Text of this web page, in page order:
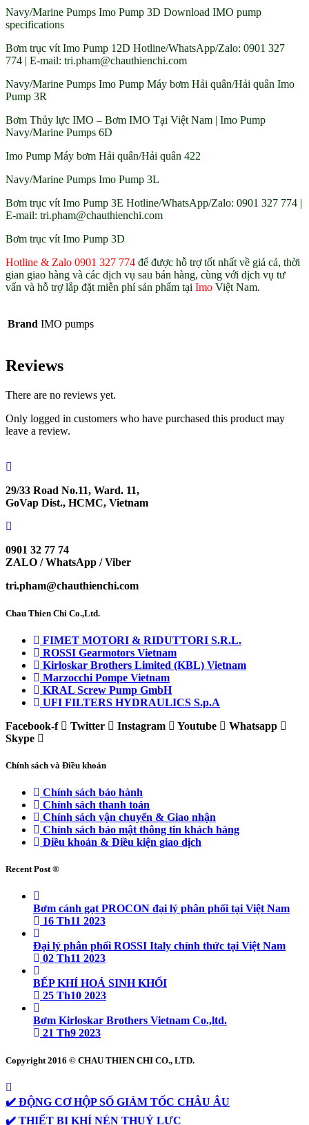
Navy/Marine Pumps Imo Pump 3D Download IMO pump
specifications
Bơm trục vít Imo Pump 12D Hotline/WhatsApp/Zalo: 0901 327
774 | E-mail: tri.pham@chauthienchi.com
Navy/Marine Pumps Imo Pump Máy bơm Hải quân/Hải quân Imo
Pump 3R
Bơm Thủy lực IMO – Bơm IMO Tại Việt Nam | Imo Pump
Navy/Marine Pumps 6D
Imo Pump Máy bơm Hải quân/Hải quân 422
Navy/Marine Pumps Imo Pump 3L
Bơm trục vít Imo Pump 3E Hotline/WhatsApp/Zalo: 0901 327 774 |
E-mail: tri.pham@chauthienchi.com
Bơm trục vít Imo Pump 3D
Hotline & Zalo 0901 327 774 để được hỗ trợ tốt nhất về giá cả, thời
gian giao hàng và các dịch vụ sau bán hàng, cùng với dịch vụ tư
vấn và hỗ trợ lắp đặt miễn phí sản phẩm tại Imo Việt Nam.
Brand IMO pumps
Reviews
There are no reviews yet.
Only logged in customers who have purchased this product may
leave a review.
29/33 Road No.11, Ward. 11,
GoVap Dist., HCMC, Vietnam
0901 32 77 74
ZALO / WhatsApp / Viber
tri.pham@chauthienchi.com
Chau Thien Chi Co.,Ltd.
FIMET MOTORI & RIDUTTORI S.R.L.
ROSSI Gearmotors Vietnam
Kirloskar Brothers Limited (KBL) Vietnam
Marzocchi Pompe Vietnam
KRAL Screw Pump GmbH
UFI FILTERS HYDRAULICS S.p.A
Facebook-f
Twitter Instagram Youtube
Whatsapp
Skype
Chính sách và Điều khoản
Chính sách bảo hành
Chính sách thanh toán
Chính sách vận chuyển & Giao nhận
Chính sách bảo mật thông tin khách hàng
Điều khoản & Điều kiện giao dịch
Recent Post ®
Bơm cánh gạt PROCON đại lý phân phối tại Việt Nam
16 Th11 2023
Đại lý phân phối ROSSI Italy chính thức tại Việt Nam
02 Th11 2023
BẾP KHÍ HOÁ SINH KHỐI
25 Th10 2023
Bơm Kirloskar Brothers Vietnam Co.,ltd.
21 Th9 2023
Copyright 2016 © CHAU THIEN CHI CO., LTD.
✔️ ĐỘNG CƠ HỘP SỐ GIẢM TỐC CHÂU ÂU
✔️ THIẾT BỊ KHÍ NÉN THUỶ LỰC